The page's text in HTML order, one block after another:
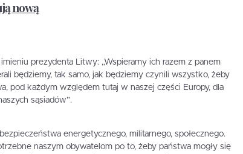
nową
prezydenta Litwy: „Wspieramy ich razem z panem
będziemy, tak samo, jak będziemy czynili wszystko, żeby
pod każdym względem tutaj w naszej części Europy, dla
sąsiadów”.
energetycznego, militarnego, społecznego.
naszym obywatelom po to, żeby państwa mogły się